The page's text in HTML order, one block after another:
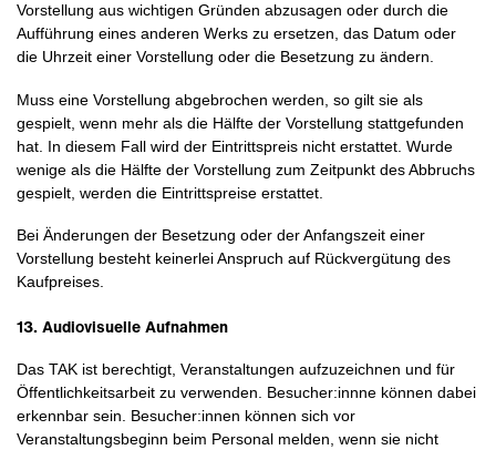
Vorstellung aus wichtigen Gründen abzusagen oder durch die
Aufführung eines anderen Werks zu ersetzen, das Datum oder
die Uhrzeit einer Vorstellung oder die Besetzung zu ändern.
Muss eine Vorstellung abgebrochen werden, so gilt sie als
gespielt, wenn mehr als die Hälfte der Vorstellung stattgefunden
hat. In diesem Fall wird der Eintrittspreis nicht erstattet. Wurde
wenige als die Hälfte der Vorstellung zum Zeitpunkt des Abbruchs
gespielt, werden die Eintrittspreise erstattet.
Bei Änderungen der Besetzung oder der Anfangszeit einer
Vorstellung besteht keinerlei Anspruch auf Rückvergütung des
Kaufpreises.
13. Audiovisuelle Aufnahmen
Das TAK ist berechtigt, Veranstaltungen aufzuzeichnen und für
Öffentlichkeitsarbeit zu verwenden. Besucher:innne können dabei
erkennbar sein. Besucher:innen können sich vor
Veranstaltungsbeginn beim Personal melden, wenn sie nicht